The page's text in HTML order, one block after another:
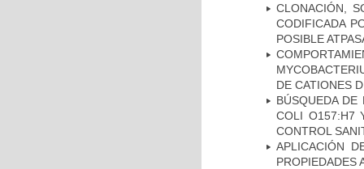
CLONACIÓN,
CODIFICADA
POSIBLE
DE CATIONES
BÚSQUEDA DE
COLI O157:H7
CONTROL
APLICACIÓN
PROPIEDADES